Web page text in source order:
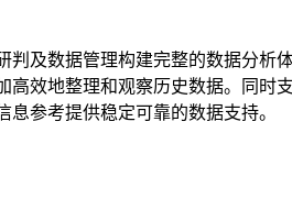
及数据管理构建完整的数据分析
效地整理和观察历史数据。同时
参考提供稳定可靠的数据支持。